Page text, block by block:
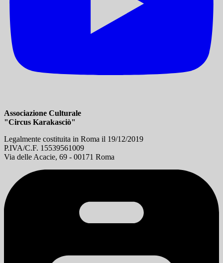
Associazione Culturale
"Circus Karakasciò"
Legalmente costituita in Roma il 19/12/2019
P.IVA/C.F. 15539561009
Via delle Acacie, 69 - 00171 Roma